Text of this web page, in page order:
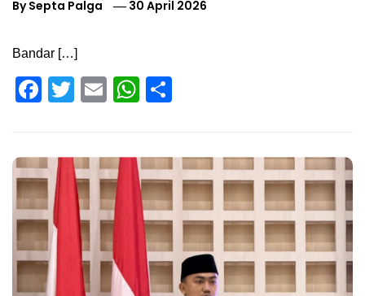
BySepta Palga 30 April 2026
Bandar […]
Facebook
Twitter
EmailWhatsApp